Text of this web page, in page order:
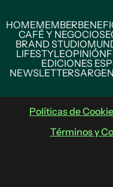
HOMEMEMBER
CAFÉ Y NEGOCIOS
BRAND STUDIO
LIFESTYLEOPINIÓN
EDICIONES
NEWSLETTERS
Políticas de
Términos y